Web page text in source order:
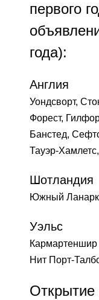
первого
года):
Англия
Уондсворт,
Форест,
Банстед,
Тауэр-
Шотландия
Южный
Уэльс
Нит Порт-
Открытие